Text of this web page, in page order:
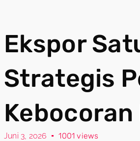
Ekspor
Strategis
Kebocoran
Juni 3, 2026 1001 views